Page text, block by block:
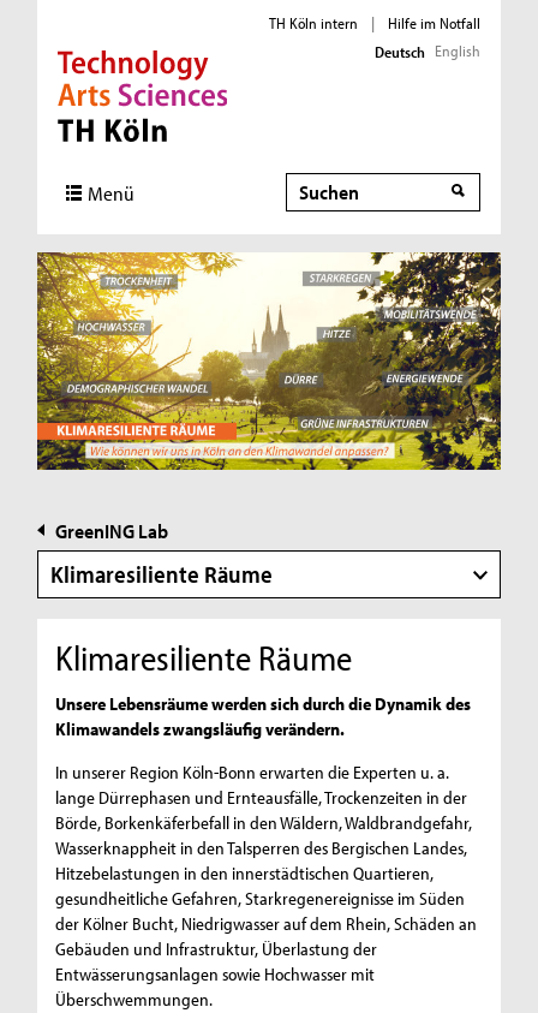
Direkt zur Hauptnavigation
Direkt zur Subnavigation
Direkt zum Inhalt
Direkt zum Fußbereich
TH Köln intern |
Hilfe im Notfall
Deutsch English
Menü Suche
Suche
GreenING Lab
Klimaresiliente Räume
Klimaresiliente Räume
Unsere Lebensräume werden sich durch die Dynamik des
Klimawandels zwangsläufig verändern.
In unserer Region Köln-Bonn erwarten die Experten u. a.
lange Dürrephasen und Ernteausfälle, Trockenzeiten in der
Börde, Borkenkäferbefall in den Wäldern, Waldbrandgefahr,
Wasserknappheit in den Talsperren des Bergischen Landes,
Hitzebelastungen in den innerstädtischen Quartieren,
gesundheitliche Gefahren, Starkregenereignisse im Süden
der Kölner Bucht, Niedrigwasser auf dem Rhein, Schäden an
Gebäuden und Infrastruktur, Überlastung der
Entwässerungsanlagen sowie Hochwasser mit
Überschwemmungen.